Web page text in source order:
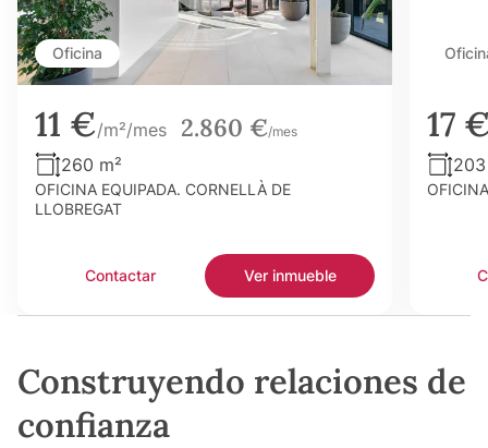
Oficina
11 €/m²/mes 2.860 €/mes
260 m²
OFICINA EQUIPADA. CORNELLÀ DE
LLOBREGAT
Contactar Ver inmueble
17
Construyendo relaciones de
confianza